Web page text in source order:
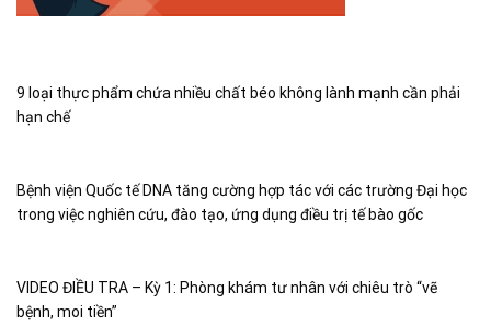
9 loại thực phẩm chứa nhiều chất béo không lành mạnh cần phải
hạn chế
Bệnh viện Quốc tế DNA tăng cường hợp tác với các trường Đại học
trong việc nghiên cứu, đào tạo, ứng dụng điều trị tế bào gốc
VIDEO ĐIỀU TRA – Kỳ 1: Phòng khám tư nhân với chiêu trò “vẽ
bệnh, moi tiền”